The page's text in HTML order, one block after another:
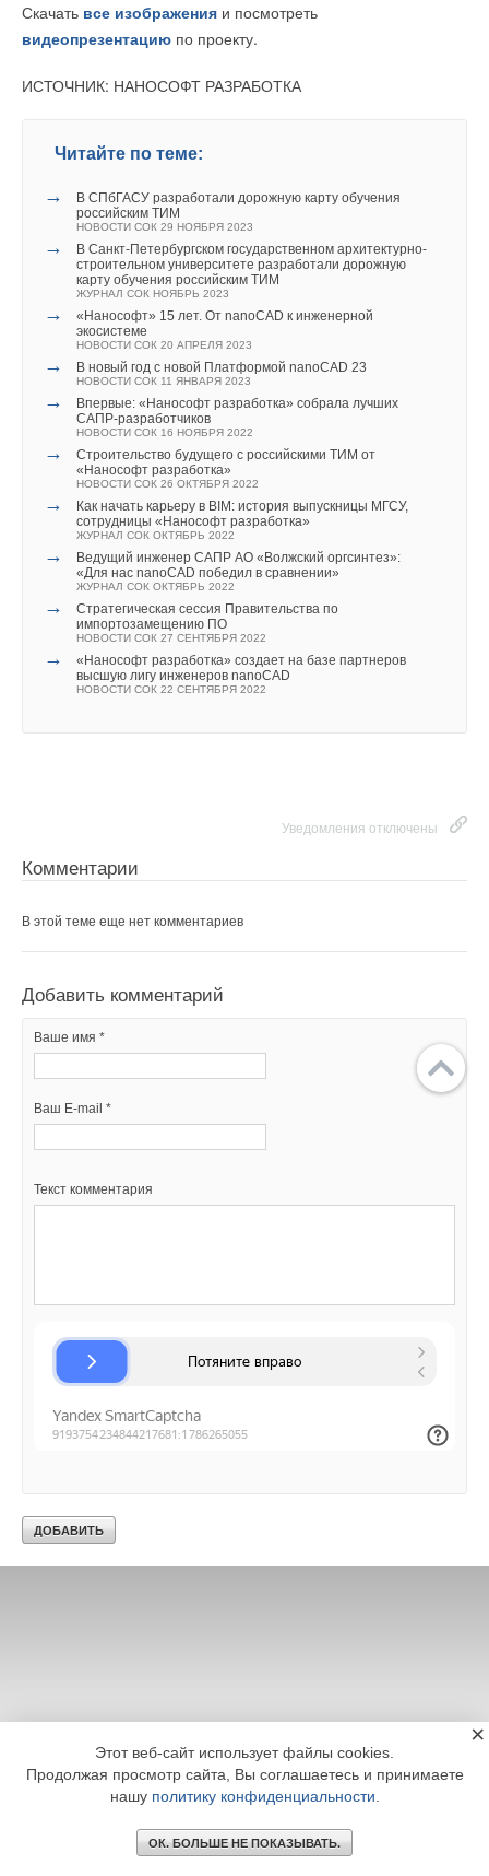
Скачать все изображения и посмотреть
видеопрезентацию по проекту.
ИСТОЧНИК: НАНОСОФТ РАЗРАБОТКА
Читайте по теме:
→
В СПбГАСУ разработали дорожную карту обучения
российским ТИМ
НОВОСТИ СОК 29 НОЯБРЯ 2023
→
В Санкт‐Петербургском государственном архитектурно‐
строительном университете разработали дорожную
карту обучения российским ТИМ
ЖУРНАЛ СОК НОЯБРЬ 2023
→
«Нанософт» 15 лет. От nanoCAD к инженерной
экосистеме
НОВОСТИ СОК 20 АПРЕЛЯ 2023
→ В новый год с новой Платформой nanoCAD 23
НОВОСТИ СОК 11 ЯНВАРЯ 2023
→
Впервые: «Нанософт разработка» собрала лучших
САПР-разработчиков
НОВОСТИ СОК 16 НОЯБРЯ 2022
→
Строительство будущего с российскими ТИМ от
«Нанософт разработка»
НОВОСТИ СОК 26 ОКТЯБРЯ 2022
→
Как начать карьеру в BIM: история выпускницы МГСУ,
сотрудницы «Нанософт разработка»
ЖУРНАЛ СОК ОКТЯБРЬ 2022
→
Ведущий инженер САПР АО «Волжский оргсинтез»:
«Для нас nanoCAD победил в сравнении»
ЖУРНАЛ СОК ОКТЯБРЬ 2022
→
Стратегическая сессия Правительства по
импортозамещению ПО
НОВОСТИ СОК 27 СЕНТЯБРЯ 2022
→
«Нанософт разработка» создает на базе партнеров
высшую лигу инженеров nanoCAD
НОВОСТИ СОК 22 СЕНТЯБРЯ 2022
Уведомления отключены
Комментарии
В этой теме еще нет комментариев
Добавить комментарий
Ваше имя *
Ваш E-mail *
Текст комментария
Библиотека
Этот веб-сайт использует файлы cookies.
Продолжая просмотр сайта, Вы соглашаетесь и принимаете
нашу политику конфиденциальности
ОК. БОЛЬШЕ НЕ ПОКАЗЫВАТЬ.
×